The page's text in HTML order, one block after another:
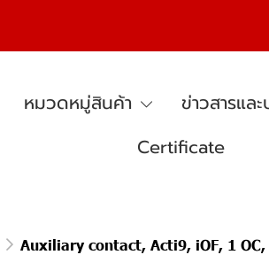
หมวดหมู่สินค้า ข่าวสารแล
Certificate
Auxiliary contact, Acti9, iOF, 1 OC,